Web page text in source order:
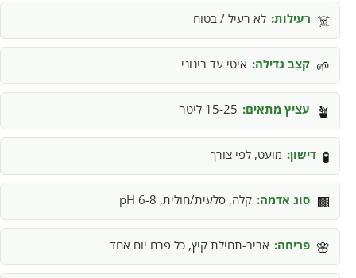
☠️ רעילות: לא רעיל / בטוח
🌱 קצב גדילה: איטי עד בינוני
🪴 עציץ מתאים: 15-25 ליטר
🧪 דישון: מועט, לפי צורך
🟫 סוג אדמה: קלה, סלעית/חולית, pH 6-8
🌸 פריחה: אביב-תחילת קיץ, כל פרח יום אחד